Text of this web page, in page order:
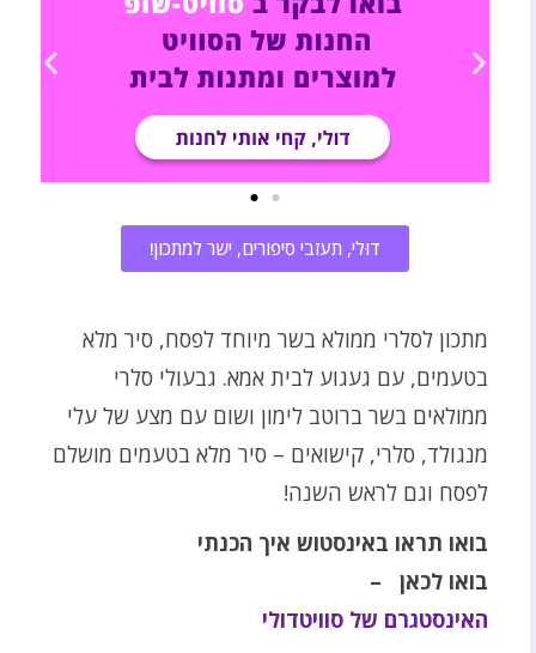
דוּלי, תעזבי סיפורים, ישר למתכון!
מתכון לסלרי ממולא בשר מיוחד לפסח, סיר מלא
בטעמים, עם געגוע לבית אמא. גבעולי סלרי
ממולאים בשר ברוטב לימון ושום עם מצע של עלי
מנגולד, סלרי, קישואים – סיר מלא בטעמים מושלם
לפסח וגם לראש השנה!
בואו תראו באינסטוש איך הכנתי
בואו לכאן –
האינסטגרם של סוויטדולי